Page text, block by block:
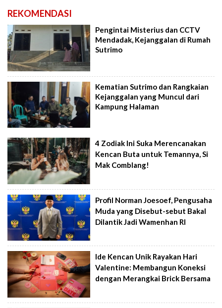
REKOMENDASI
Pengintai Misterius dan CCTV
Mendadak, Kejanggalan di Rumah
Sutrimo
Kematian Sutrimo dan Rangkaian
Kejanggalan yang Muncul dari
Kampung Halaman
4 Zodiak Ini Suka Merencanakan
Kencan Buta untuk Temannya, Si
Mak Comblang!
Profil Norman Joesoef, Pengusaha
Muda yang Disebut-sebut Bakal
Dilantik Jadi Wamenhan RI
Ide Kencan Unik Rayakan Hari
Valentine: Membangun Koneksi
dengan Merangkai Brick Bersama